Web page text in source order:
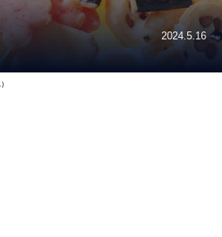
2024.5.16